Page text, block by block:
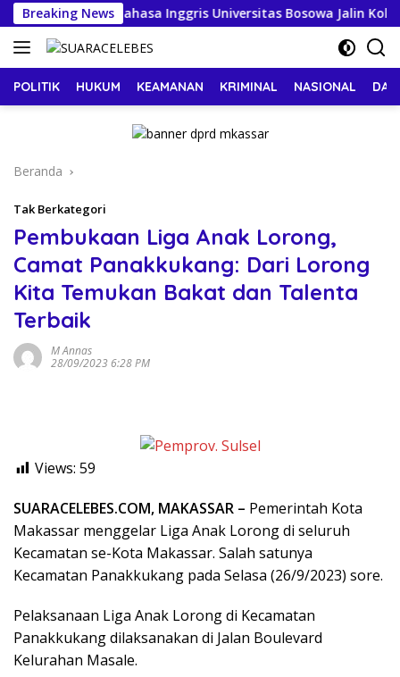
Langsung
ke
konten
Breaking News
dan Pendidikan Bahasa Inggris Universitas Bosowa Jalin
POLITIK HUKUM KEAMANAN KRIMINAL NASIONAL
Beranda
Tak Berkategori
Pembukaan Liga Anak Lorong,
Camat Panakkukang: Dari Lorong
Kita Temukan Bakat dan Talenta
Terbaik
M Annas
28/09/2023 6:28 PM
Views: 59
SUARACELEBES.COM, MAKASSAR – Pemerintah Kota
Makassar menggelar Liga Anak Lorong di seluruh
Kecamatan se-Kota Makassar. Salah satunya
Kecamatan Panakkukang pada Selasa (26/9/2023) sore.
Pelaksanaan Liga Anak Lorong di Kecamatan
Panakkukang dilaksanakan di Jalan Boulevard
Kelurahan Masale.